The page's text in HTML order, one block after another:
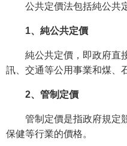
公共定價法包括純公共
1、純公共定價
純公共定價，即政府直
訊、交通等公用事業和煤、
2、管制定價
管制定價是指政府規定
保健等行業的價格。